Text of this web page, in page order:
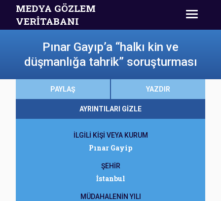
MEDYA GÖZLEM
VERİTABANI
Pınar Gayıp’a “halkı kin ve
düşmanlığa tahrik” soruşturması
PAYLAŞ YAZDIR
AYRINTILARI GİZLE
İLGİLİ KİŞİ VEYA KURUM
Pınar Gayip
ŞEHİR
İstanbul
MÜDAHALENİN YILI